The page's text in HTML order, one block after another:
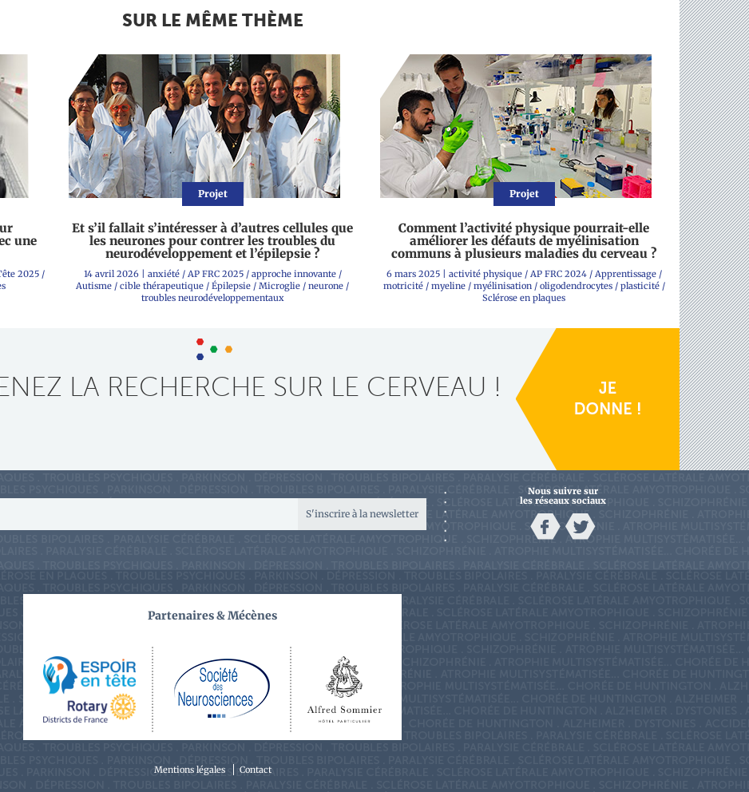
SUR LE MÊME THÈME
une
2025/
Projet
Et s’il fallait s’intéresser à d’autres cellules que
les neurones pour contrer les troubles du
neurodéveloppement et l’épilepsie ?
14 avril 2026| anxiété/ AP FRC 2025/ approche innovante/
Autisme / cible thérapeutique / Épilepsie / Microglie / neurone /
troubles neurodéveloppementaux
Projet
Comment l’activité physique pourrait-elle
améliorer les défauts de myélinisation
communs à plusieurs maladies du cerveau ?
6 mars 2025| activité physique/ AP FRC 2024/ Apprentissage/
motricité/ myeline/ myélinisation/ oligodendrocytes/ plasticité/
Sclérose en plaques
LA RECHERCHE SUR LE CERVEAU !
S'inscrire à la newsletter
Nous suivre sur
les réseaux sociaux
Partenaires & Mécènes
Mentions légales Contact